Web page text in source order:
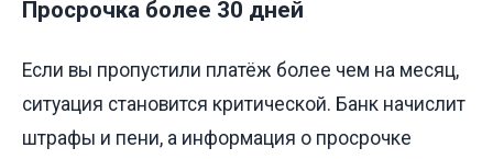
Просрочка более 30 дней
Если вы пропустили платёж более чем на месяц,
ситуация становится критической. Банк начислит
штрафы и пени, а информация о просрочке